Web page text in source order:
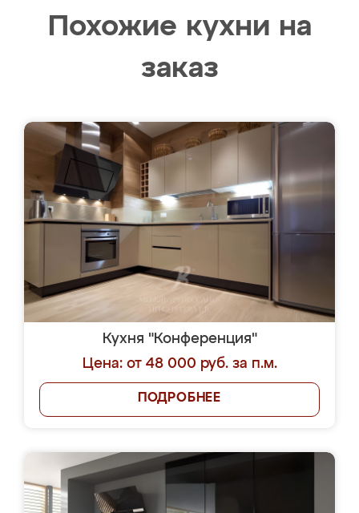
Похожие кухни на
заказ
Кухня "Конференция"
Цена: от 48 000 руб. за п.м.
ПОДРОБНЕЕ